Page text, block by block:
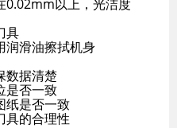
0.02mm以上，光洁度
具
润滑油擦拭机身
数据清楚
是否一致
纸是否一致
具的合理性